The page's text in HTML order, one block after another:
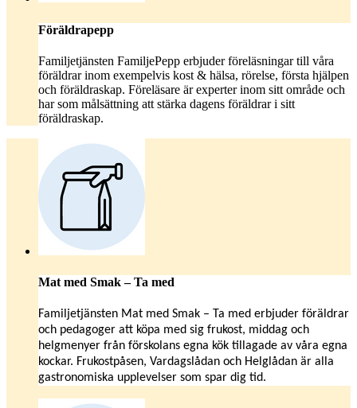
Föräldrapepp
Familjetjänsten FamiljePepp erbjuder föreläsningar till våra
föräldrar inom exempelvis kost & hälsa, rörelse, första hjälpen
och föräldraskap. Föreläsare är experter inom sitt område och
har som målsättning att stärka dagens föräldrar i sitt
föräldraskap.
Mat med Smak – Ta med
Familjetjänsten Mat med Smak – Ta med erbjuder föräldrar
och pedagoger att köpa med sig frukost, middag och
helgmenyer från förskolans egna kök tillagade av våra egna
kockar. Frukostpåsen, Vardagslådan och Helglådan är alla
gastronomiska upplevelser som spar dig tid.